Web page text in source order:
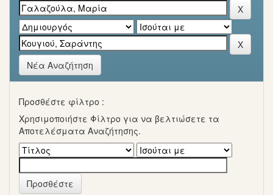
Νέα Αναζήτηση
Προσθέστε φίλτρο :
Χρησιμοποιήστε Φίλτρο για να βελτιώσετε τα
Αποτελέσματα Αναζήτησης.